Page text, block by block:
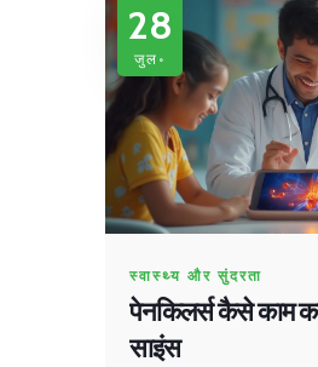
28
जुल॰
स्वास्थ्य और सुंदरता
पेनकिलर्स कैसे काम
साइंस